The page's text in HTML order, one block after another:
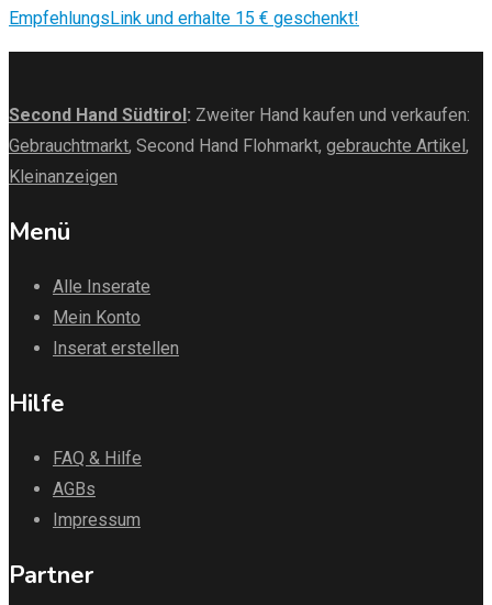
EmpfehlungsLink und erhalte 15 € geschenkt!
Second Hand Südtirol : Zweiter Hand kaufen und verkaufen:
Gebrauchtmarkt, Second Hand Flohmarkt, gebrauchte Artikel ,
Kleinanzeigen
Menü
Alle Inserate
Mein Konto
Inserat erstellen
Hilfe
FAQ & Hilfe
AGBs
Impressum
Partner